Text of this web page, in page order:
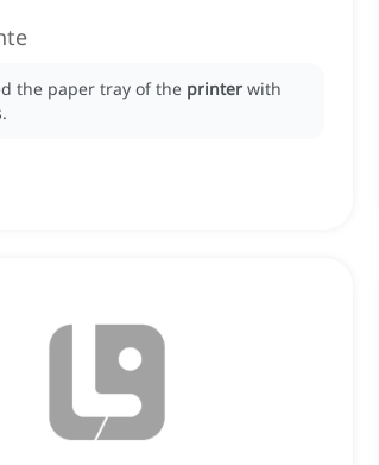
the paper tray of the printer with